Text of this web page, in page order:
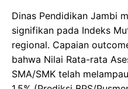
​Dinas Pendidikan Jambi
signifikan pada Indeks
regional. Capaian
bahwa Nilai Rata-rata
SMA/SMK telah